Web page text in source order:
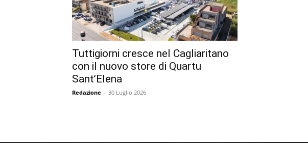
Tuttigiorni cresce nel Cagliaritano
con il nuovo store di Quartu
Sant’Elena
Redazione - 30 Luglio 2026